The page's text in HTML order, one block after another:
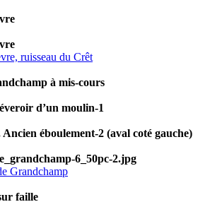
ruisseau du Crêt
à mis-cours
d’un moulin-1
Ancien éboulement-2 (aval coté gauche)
6_50pc-2.jpg
Grandchamp
faille